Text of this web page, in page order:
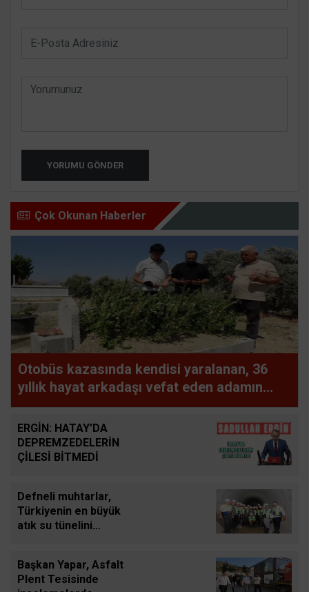
YORUMU GÖNDER
Çok Okunan Haberler
Otobüs kazasında kendisi yaralanan, 36
yıllık hayat arkadaşı vefat eden adamın
uykuya dalan şoförü defalarca uyardığı
ortaya çıktı
ERGİN: HATAY’DA
DEPREMZEDELERİN
ÇİLESİ BİTMEDİ
Defneli muhtarlar,
Türkiyenin en büyük
atık su tünelini
Başkan Yapar, Asfalt
Plent Tesisinde